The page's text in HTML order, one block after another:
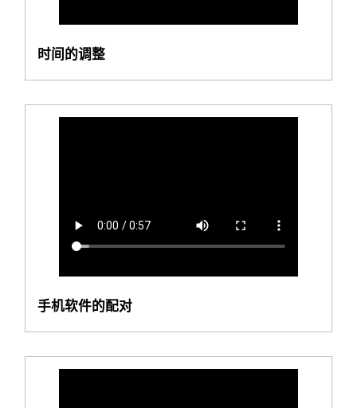
时间的调整
手机软件的配对